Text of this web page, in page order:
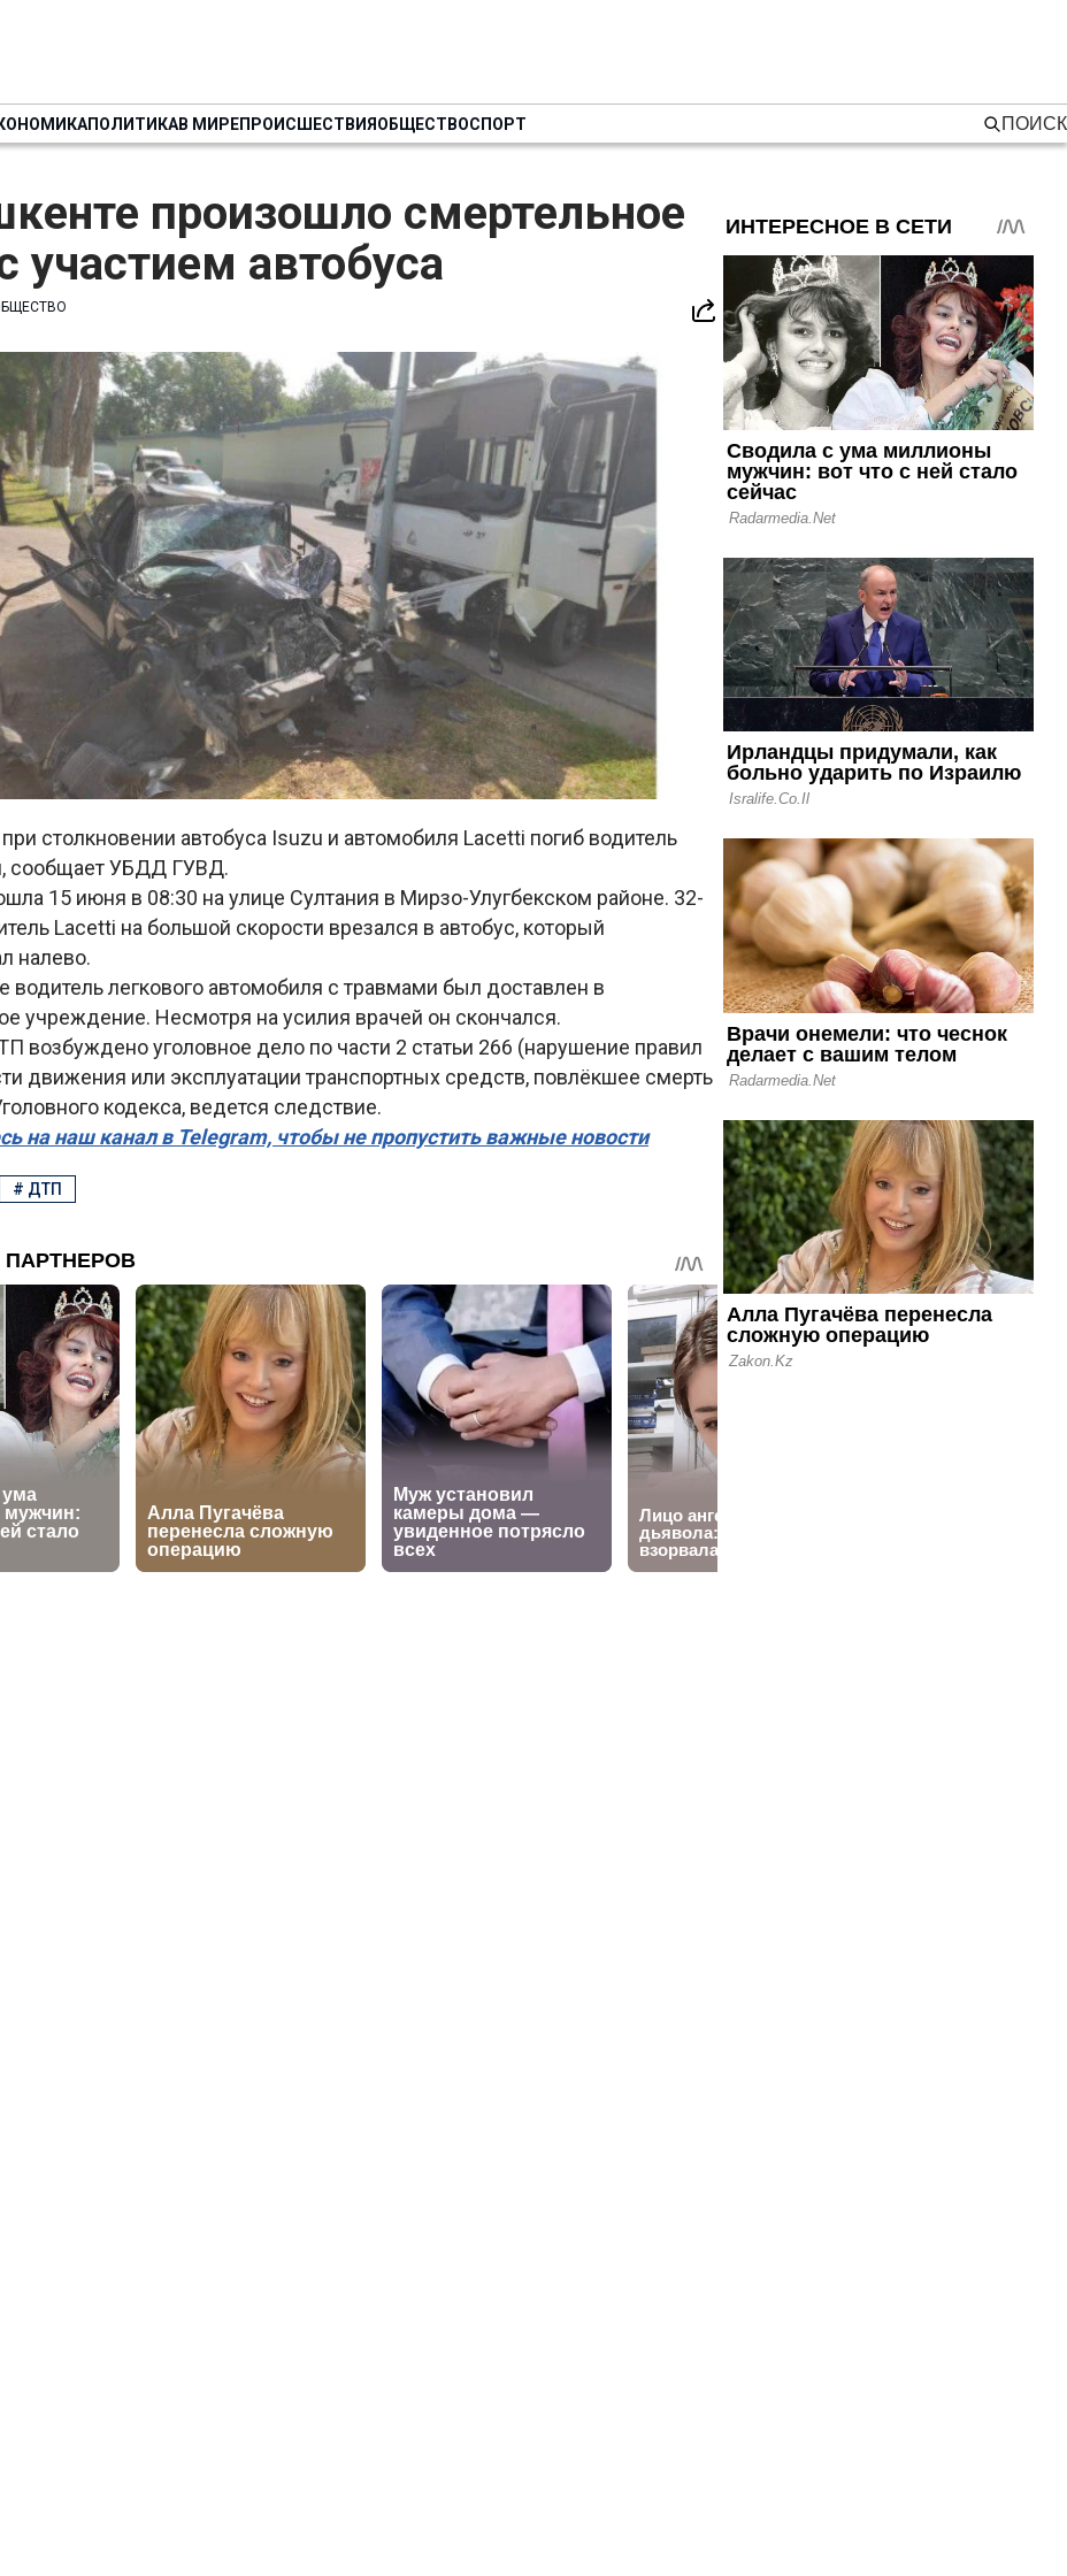
ПОЛИТИКАВ МИРЕПРОИСШЕСТВИЯОБЩЕСТВОСПОРТ ПОИСК
произошло смертельное
участием автобуса
столкновении автобуса Isuzu и автомобиля Lacetti погиб водитель
сообщает УБДД ГУВД.
15 июня в 08:30 на улице Султания в Мирзо-Улугбекском районе. 32-
Lacetti на большой скорости врезался в автобус, который
налево.
водитель легкового автомобиля с травмами был доставлен в
учреждение. Несмотря на усилия врачей он скончался.
возбуждено уголовное дело по части 2 статьи 266 (нарушение правил
движения или эксплуатации транспортных средств, повлёкшее смерть
кодекса, ведется следствие.
на наш канал в Telegram, чтобы не пропустить важные новости
# ДТП